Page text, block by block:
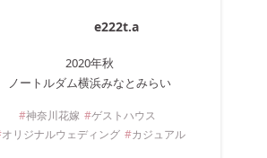
e222t.a
2020年秋
ノートルダム横浜みなとみらい
神奈川花嫁
ゲストハウス
オリジナルウェディング
カジュアル